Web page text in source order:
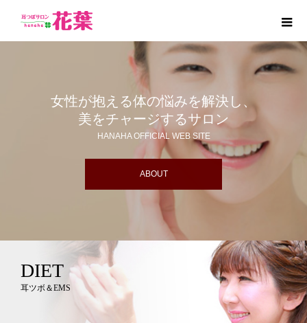
女性が抱える体の悩みを解決し、
美をチャージするサロン
HANAHA OFFICIAL WEB SITE
ABOUT
DIET
耳ツボ＆EMS